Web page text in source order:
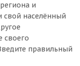
и
свой населённый
своего
правильный